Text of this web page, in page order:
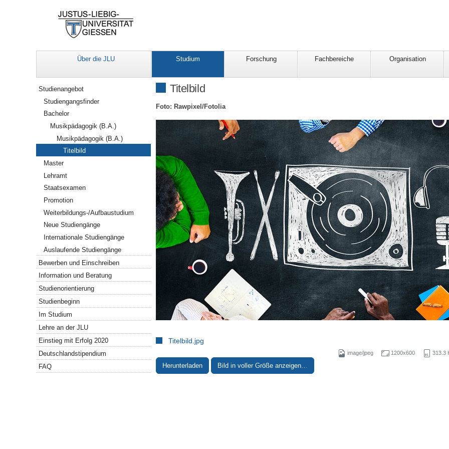
Über die JLU Studium Forschung Fachbereiche Organisation
Titelbild
Foto: Rawpixel/Fotolia
Titelbild.jpg
image/jpeg 1200x600 313.3
Herunterladen Bild in voller Größe anzeigen…
Navigation
Studienangebot
Studiengangsfinder
Bachelor
Musikpädagogik (B.A.)
Musikpädagogik (B.A.)
Titelbild
Master
Lehramt
Staatsexamen
Promotion
Weiterbildungs-/Aufbaustudium
Neue Studiengänge
Internationale Studiengänge
Auslaufende Studiengänge
Bewerben und Einschreiben
Information und Beratung
Studienorientierung
Studienbeginn
Im Studium
Lehre an der JLU
Einstieg mit Erfolg 2020
Deutschlandstipendium
FAQ